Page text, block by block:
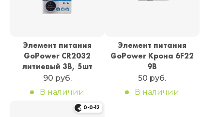
Элемент питания
GoPower CR2032
литиевый 3В, 5шт
90 руб.
В наличии
Элемент питания
GoPower Крона 6F22
9В
50 руб.
В наличии
0-0-12